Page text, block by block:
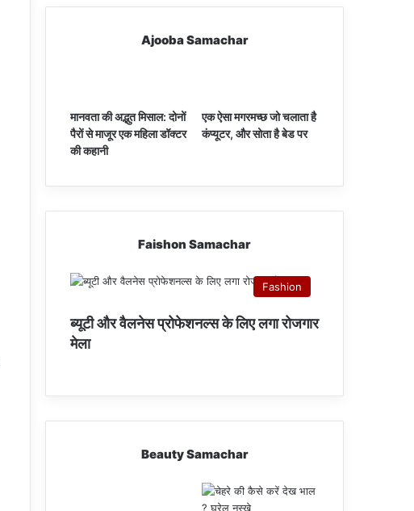
Ajooba Samachar
मानवता की अद्भुत मिसाल: दोनों
पैरों से माजूर एक महिला डॉक्टर
की कहानी
एक ऐसा मगरमच्छ जो चलाता है
कंप्यूटर, और सोता है बेड पर
Faishon Samachar
Fashion
ब्यूटी और वैलनेस प्रोफेशनल्स के लिए लगा रोजगार
मेला
Beauty Samachar